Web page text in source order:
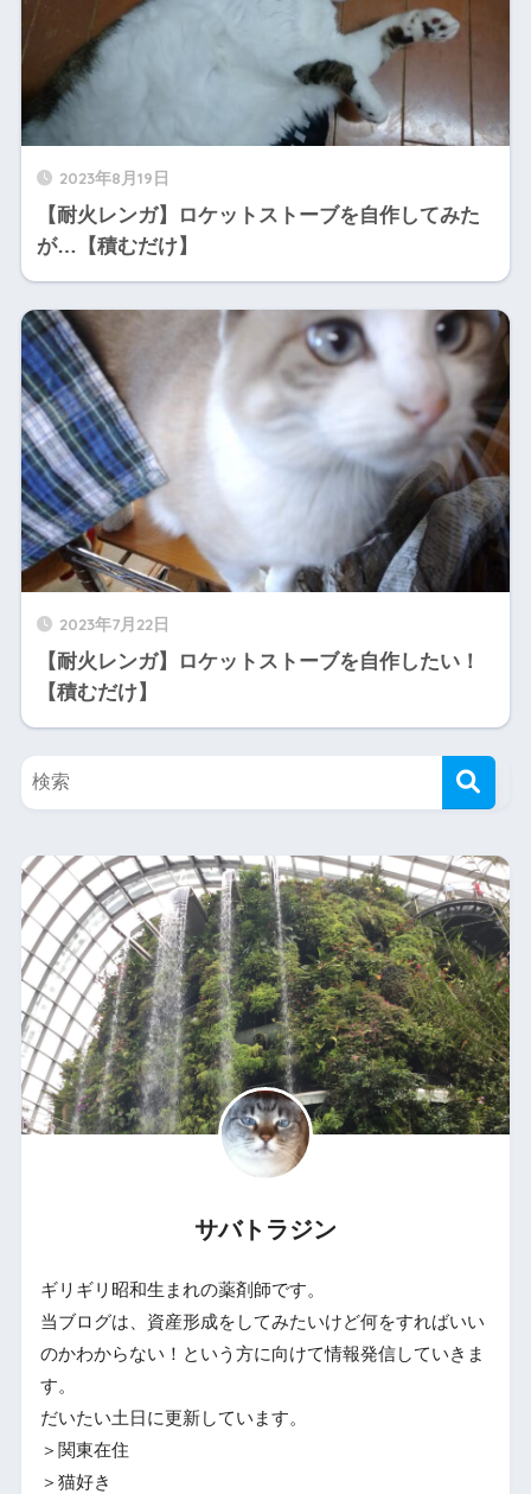
2023年8月19日
【耐火レンガ】ロケットストーブを自作してみた
が…【積むだけ】
2023年7月22日
【耐火レンガ】ロケットストーブを自作したい！
【積むだけ】
サバトラジン
ギリギリ昭和生まれの薬剤師です。
当ブログは、資産形成をしてみたいけど何をすればいい
のかわからない！という方に向けて情報発信していきま
す。
だいたい土日に更新しています。
＞関東在住
＞猫好き